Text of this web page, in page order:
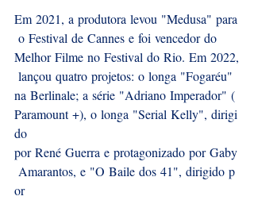
Em 2021, a produtora levou "Medusa" para
o Festival de Cannes e foi vencedor do
Melhor Filme no Festival do Rio. Em 2022,
lançou quatro projetos: o longa "Fogaréu"
na Berlinale; a série "Adriano Imperador" (
Paramount +), o longa "Serial Kelly", dirigi
do
por René Guerra e protagonizado por Gaby
Amarantos, e "O Baile dos 41", dirigido p
or